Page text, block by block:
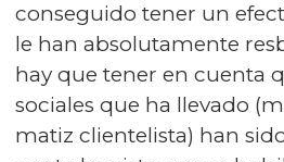
conseguido tener un
le han absolutamente
hay que tener en cuenta
sociales que ha llevado
matiz clientelista) han